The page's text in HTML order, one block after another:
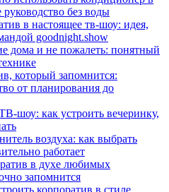
руководство без воды
в настоящее тв-шоу: идея,
goodnight.show
дома и не пожалеть: понятный
который запомнится:
от планирования до
как устроить вечеринку,
воздуха: как выбрать
работает
в духе любимых
запомнится
корпоратив в стиле